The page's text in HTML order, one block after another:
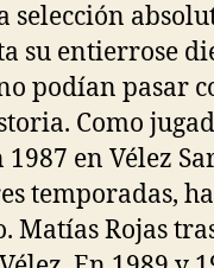
selección
su entierrose
podían pasar
Como
en Vélez
temporadas,
Matías Rojas